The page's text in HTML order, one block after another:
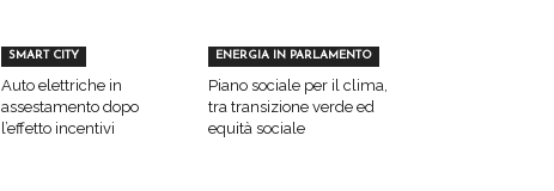
SMART CITY
Auto elettriche in
assestamento dopo
l’effetto incentivi
ENERGIA IN PARLAMENTO
Piano sociale per il clima,
tra transizione verde ed
equità sociale